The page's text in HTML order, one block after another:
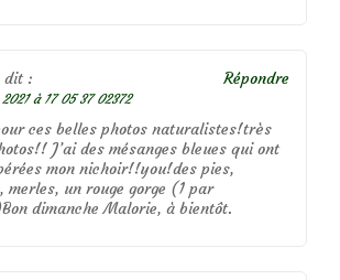
dit :
à 17 05 37 02372
ces belles photos naturalistes!très
J’ai des mésanges bleues qui ont
mon nichoir!!you!des pies,
merles, un rouge gorge (1 par
dimanche Malorie, à bientôt.
Répondre